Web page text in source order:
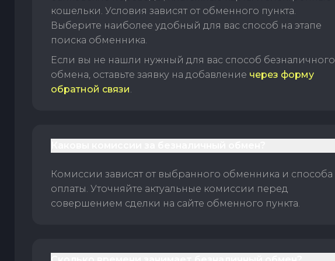
кошельки. Условия зависят от обменного пункта.
Выберите наиболее удобный для вас способ на этапе
поиска обменника.
Если вы не нашли нужный для вас способ безналичного
обмена, оставьте заявку на добавление через форму
обратной связи.
Комиссии зависят от выбранного обменника и способа
оплаты. Уточняйте актуальные комиссии перед
совершением сделки на сайте обменного пункта.